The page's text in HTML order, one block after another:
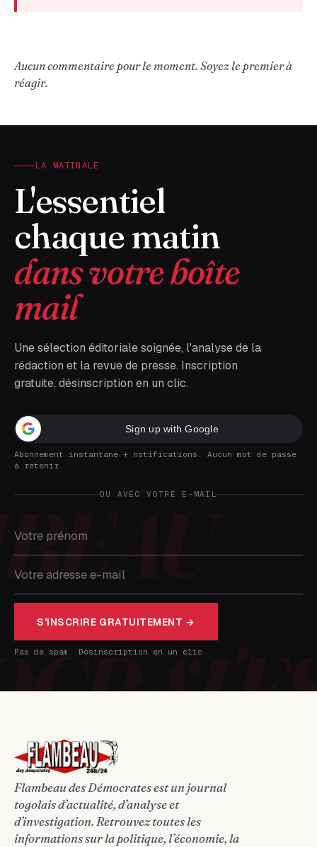
Aucun commentaire pour le moment. Soyez le premier à
réagir.
LA MATINALE
L'essentiel
chaque matin
dans votre boîte
mail
Une sélection éditoriale soignée, l'analyse de la
rédaction et la revue de presse. Inscription
gratuite, désinscription en un clic.
Sign up with Google
Abonnement instantané + notifications. Aucun mot de passe
à retenir.
OU AVEC VOTRE E-MAIL
S'INSCRIRE GRATUITEMENT →
Pas de spam. Désinscription en un clic.
Flambeau des Démocrates est un journal
togolais d’actualité, d’analyse et
d’investigation. Retrouvez toutes les
informations sur la politique, l’économie, la